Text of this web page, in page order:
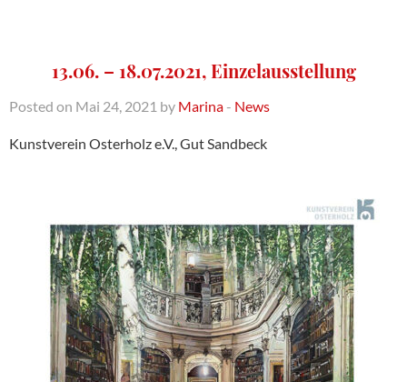
13.06. – 18.07.2021, Einzelausstellung
Posted on Mai 24, 2021 by Marina - News
Kunstverein Osterholz e.V., Gut Sandbeck